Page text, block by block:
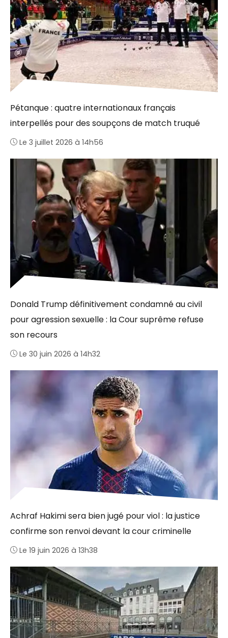
Pétanque : quatre internationaux français
interpellés pour des soupçons de match truqué
Le 3 juillet 2026 à 14h56
Donald Trump définitivement condamné au civil
pour agression sexuelle : la Cour suprême refuse
son recours
Le 30 juin 2026 à 14h32
Achraf Hakimi sera bien jugé pour viol : la justice
confirme son renvoi devant la cour criminelle
Le 19 juin 2026 à 13h38